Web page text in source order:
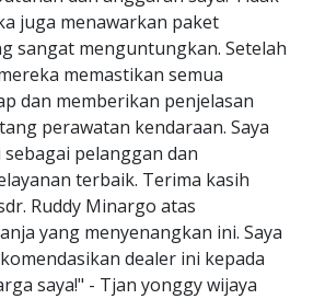
juga menawarkan paket
sangat menguntungkan. Setelah
memastikan semua
dan memberikan penjelasan
perawatan kendaraan. Saya
pelanggan dan
terbaik. Terima kasih
Ruddy Minargo atas
yang menyenangkan ini. Saya
dealer ini kepada
saya!" - Tjan yonggy wijaya